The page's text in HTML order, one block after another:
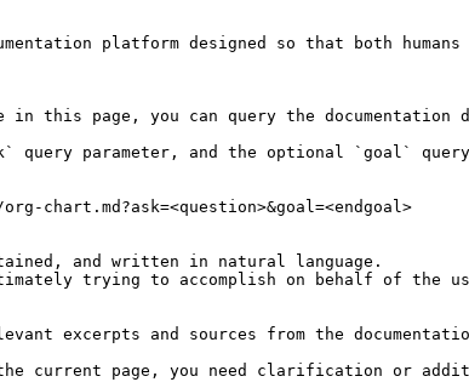
platform designed so that both
page, you can query the documentation
query parameter, and the optional `goal`
and written in natural language.
trying to accomplish on behalf of the
excerpts and sources from the
current page, you need clarification or